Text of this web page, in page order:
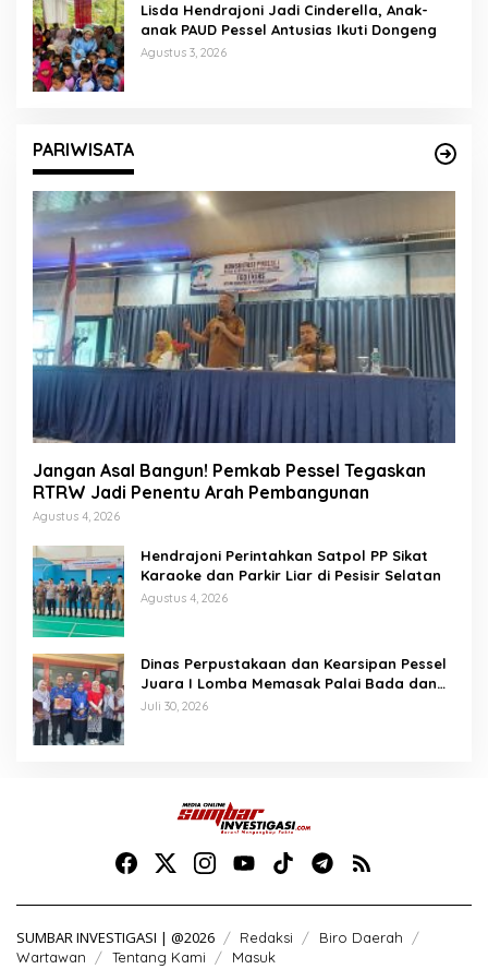
Lisda Hendrajoni Jadi Cinderella, Anak-
anak PAUD Pessel Antusias Ikuti Dongeng
Agustus 3, 2026
PARIWISATA
Jangan Asal Bangun! Pemkab Pessel Tegaskan
RTRW Jadi Penentu Arah Pembangunan
Agustus 4, 2026
Hendrajoni Perintahkan Satpol PP Sikat
Karaoke dan Parkir Liar di Pesisir Selatan
Agustus 4, 2026
Dinas Perpustakaan dan Kearsipan Pessel
Juara I Lomba Memasak Palai Bada dan
Lamang Golek
Juli 30, 2026
SUMBAR INVESTIGASI | @2026 Redaksi
Biro Daerah
Wartawan
Tentang Kami Masuk